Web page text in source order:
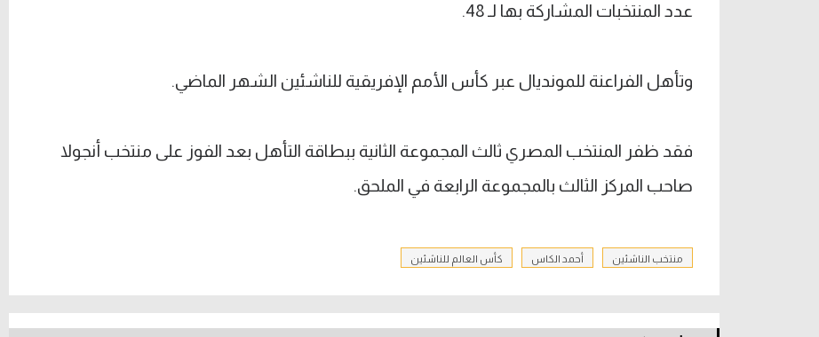
عدد المنتخبات المشاركة بها لـ 48.
وتأهل الفراعنة للمونديال عبر كأس الأمم الإفريقية للناشئين الشهر الماضي.
فقد ظفر المنتخب المصري ثالث المجموعة الثانية ببطاقة التأهل بعد الفوز على منتخب أنجولا
صاحب المركز الثالث بالمجموعة الرابعة في الملحق.
منتخب الناشئين أحمد الكاس كأس العالم للناشئين